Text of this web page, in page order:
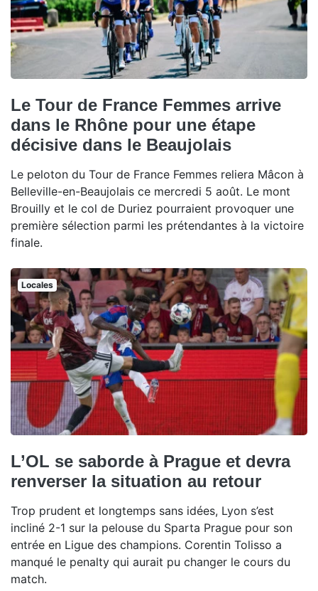
Le Tour de France Femmes arrive
dans le Rhône pour une étape
décisive dans le Beaujolais
Le peloton du Tour de France Femmes reliera Mâcon à
Belleville-en-Beaujolais ce mercredi 5 août. Le mont
Brouilly et le col de Duriez pourraient provoquer une
première sélection parmi les prétendantes à la victoire
finale.
Locales
L’OL se saborde à Prague et devra
renverser la situation au retour
Trop prudent et longtemps sans idées, Lyon s’est
incliné 2-1 sur la pelouse du Sparta Prague pour son
entrée en Ligue des champions. Corentin Tolisso a
manqué le penalty qui aurait pu changer le cours du
match.